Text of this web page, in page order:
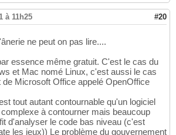
à 11h25 #20
ne peut on pas lire....
essence même gratuit. C'est le cas du
et Mac nomé Linux, c'est aussi le cas
de Microsoft Office appelé OpenOffice
tout autant contournable qu'un logiciel
à contourner mais beaucoup
d'analyser le code bas niveau (c'est
les jeux)) Le problème du gouvernement